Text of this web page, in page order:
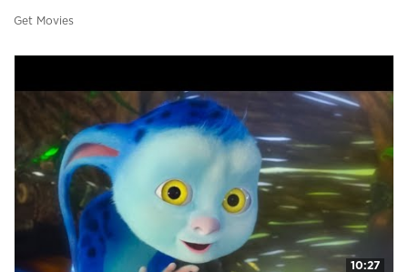
Get Movies
10:27